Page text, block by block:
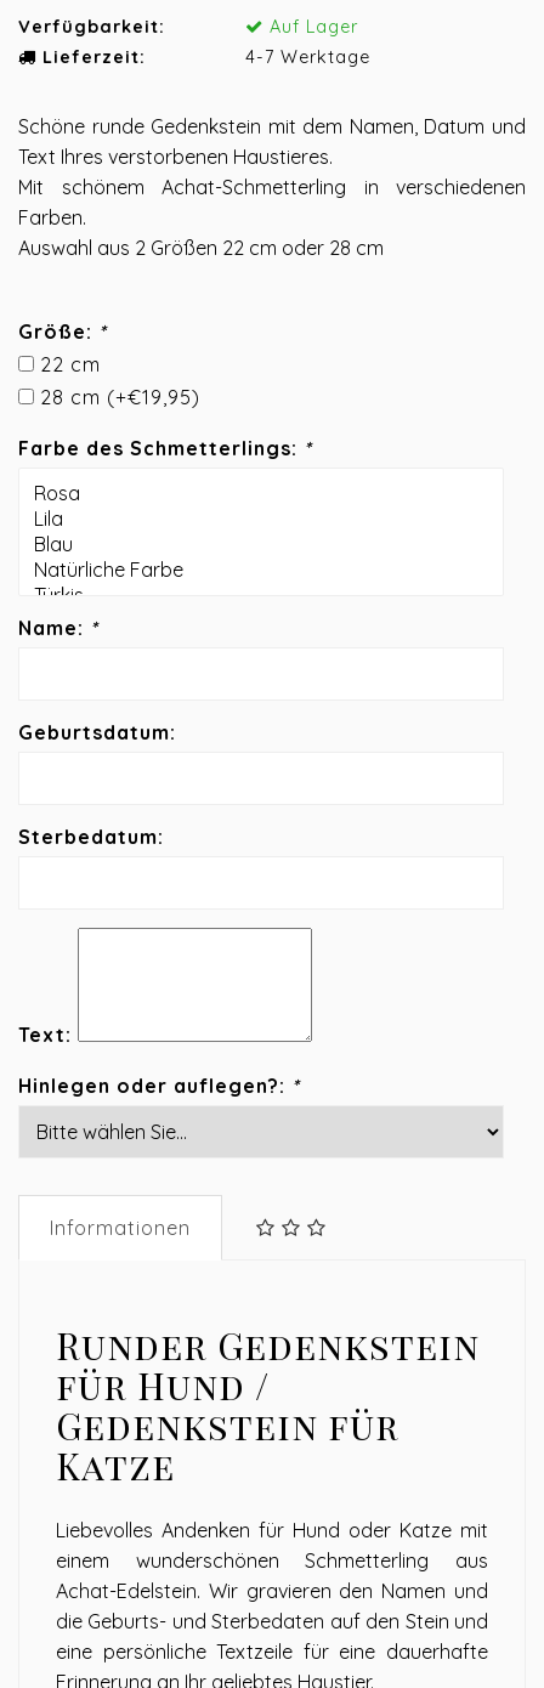
Verfügbarkeit:
Auf Lager
Lieferzeit:
4-7 Werktage
Schöne runde Gedenkstein mit dem Namen, Datum und
Text Ihres verstorbenen Haustieres.
Mit schönem Achat-Schmetterling in verschiedenen
Farben.
Auswahl aus 2 Größen 22 cm oder 28 cm
Größe: *
22 cm
28 cm (+€19,95)
Farbe des Schmetterlings: *
Name: *
Geburtsdatum:
Sterbedatum:
Text:
Hinlegen oder auflegen?: *
Informationen
Runder Gedenkstein
für Hund /
Gedenkstein für
Katze
Liebevolles Andenken für Hund oder Katze mit
einem wunderschönen Schmetterling aus
Achat-Edelstein. Wir gravieren den Namen und
die Geburts- und Sterbedaten auf den Stein und
eine persönliche Textzeile für eine dauerhafte
Erinnerung an Ihr geliebtes Haustier.